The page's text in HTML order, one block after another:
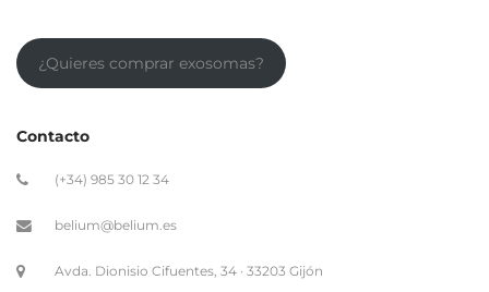
¿Quieres comprar exosomas?
Contacto
(+34) 985 30 12 34
belium@belium.es
Avda. Dionisio Cifuentes, 34 · 33203 Gijón